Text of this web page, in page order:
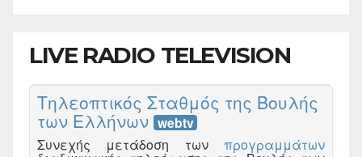
LIVE RADIO TELEVISION